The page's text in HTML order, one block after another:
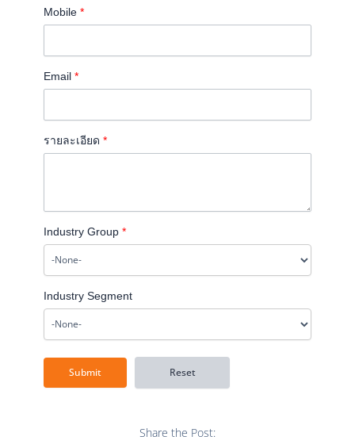
Mobile *
Email *
รายละเอียด *
Industry Group *
Industry Segment
Share the Post: